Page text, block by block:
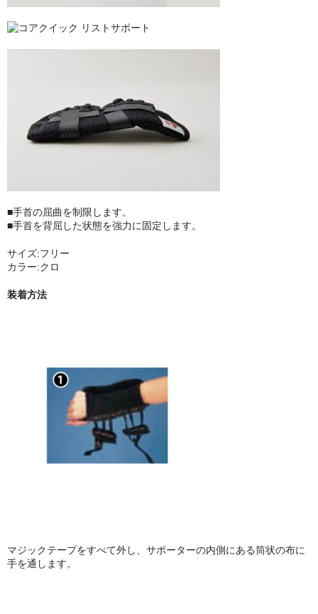
MYTREX REBIVE（マイトレックス リバイブ）
■手首の屈曲を制限します。
■手首を背屈した状態を強力に固定します。
サイズ:フリー
カラー:クロ
装着方法
マジックテープをすべて外し、サポーターの内側にある筒状の布に
手を通します。